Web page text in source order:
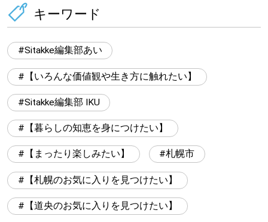
キーワード
Sitakke編集部あい
【いろんな価値観や生き方に触れたい】
Sitakke編集部 IKU
【暮らしの知恵を身につけたい】
【まったり楽しみたい】 札幌市
【札幌のお気に入りを見つけたい】
【道央のお気に入りを見つけたい】